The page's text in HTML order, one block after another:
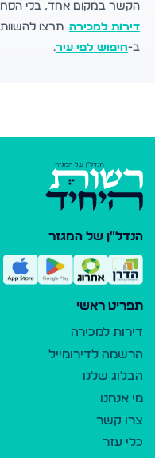
הקשר במקום אחד, בלי
דירות למכירה. תרצו
ב-חיפוש לפי עיר.
הנדל"ן של המגזר
תפריט ראשי
דירות למכירה
הרשמה לדירומייל
הבלוג שלנו
מי אנחנו
צרו קשר
כלי עזר